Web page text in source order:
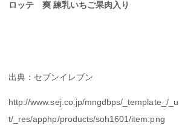
ロッテ 爽 練乳いちご果肉入り
出典：セブンイレブン
http://www.sej.co.jp/mngdbps/_template_/
t/_res/apphp/products/soh1601/item.png